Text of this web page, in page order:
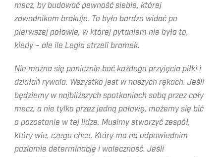
mecz, by budować pewność siebie, której
zawodnikom brakuje. To było bardzo widać po
pierwszej połowie, w której pytaniem nie było to,
kiedy – ale ile Legia strzeli bramek.
Nie można się panicznie bać każdego przyjęcia piłki i
działań rywala. Wszystko jest w naszych rękach. Jeśli
będziemy w najbliższych spotkaniach sobą przez cały
mecz, a nie tylko przez jedną połowę, możemy się bić
o pozostanie w tej lidze. Musimy stworzyć zespół,
który wie, czego chce. Który ma na odpowiednim
poziomie determinację i waleczność. Jeśli